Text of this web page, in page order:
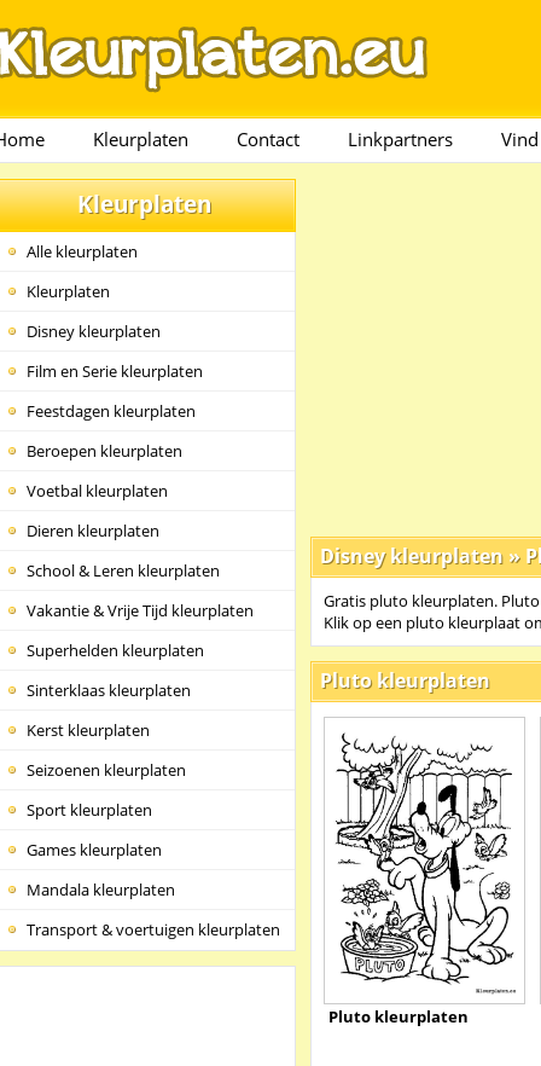
Kleurplaten Contact Linkpartners
Kleurplaten
Alle kleurplaten
Kleurplaten
Disney kleurplaten
Film en Serie kleurplaten
Feestdagen kleurplaten
Beroepen kleurplaten
Voetbal kleurplaten
Dieren kleurplaten
School & Leren kleurplaten
Vakantie & Vrije Tijd kleurplaten
Superhelden kleurplaten
Sinterklaas kleurplaten
Kerst kleurplaten
Seizoenen kleurplaten
Sport kleurplaten
Games kleurplaten
Mandala kleurplaten
Transport & voertuigen kleurplaten
Disney kleurplaten »
Gratis pluto kleurplaten.
Klik op een pluto kleurplaat
Pluto kleurplaten
Pluto kleurplaten